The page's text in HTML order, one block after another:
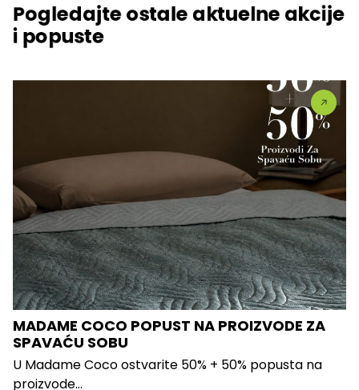
Pogledajte ostale aktuelne akcije
i popuste
MADAME COCO POPUST NA PROIZVODE ZA
SPAVAĆU SOBU
U Madame Coco ostvarite 50% + 50% popusta na
proizvode...